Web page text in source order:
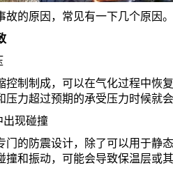
的原因，常见有一下几个原因。
制成，可以在气化过程中恢复
压力超过预期的承受压力时候就会
现碰撞
防震设计，除了可以用于静态
撞和振动，可能会导致保温层或